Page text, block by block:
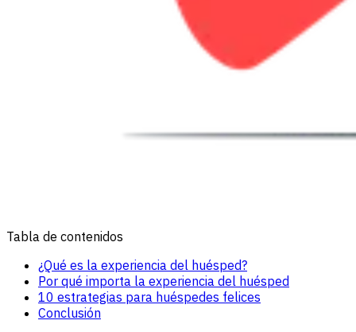
Tabla de contenidos
¿Qué es la experiencia del huésped?
Por qué importa la experiencia del huésped
10 estrategias para huéspedes felices
Conclusión